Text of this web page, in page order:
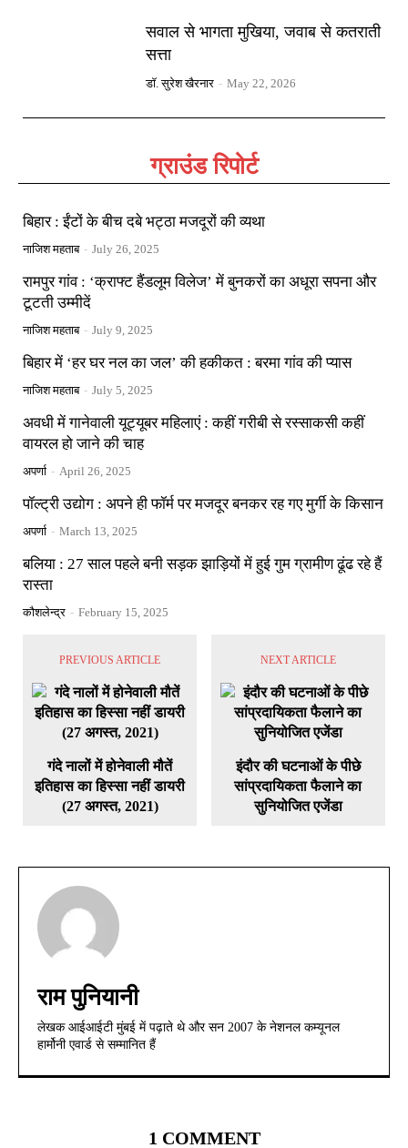
सवाल से भागता मुखिया, जवाब से कतराती
सत्ता
डॉ. सुरेश खैरनार - May 22, 2026
ग्राउंड रिपोर्ट
बिहार : ईंटों के बीच दबे भट्ठा मजदूरों की व्यथा
नाजिश महताब - July 26, 2025
रामपुर गांव : ‘क्राफ्ट हैंडलूम विलेज’ में बुनकरों का अधूरा सपना और
टूटती उम्मीदें
नाजिश महताब - July 9, 2025
बिहार में ‘हर घर नल का जल’ की हकीकत : बरमा गांव की प्यास
नाजिश महताब - July 5, 2025
अवधी में गानेवाली यूट्यूबर महिलाएं : कहीं गरीबी से रस्साकसी कहीं
वायरल हो जाने की चाह
अपर्णा - April 26, 2025
पॉल्ट्री उद्योग : अपने ही फॉर्म पर मजदूर बनकर रह गए मुर्गी के किसान
अपर्णा - March 13, 2025
बलिया : 27 साल पहले बनी सड़क झाड़ियों में हुई गुम ग्रामीण ढूंढ रहे हैं
रास्ता
कौशलेन्द्र - February 15, 2025
PREVIOUS ARTICLE
गंदे नालों में होनेवाली मौतें
इतिहास का हिस्सा नहीं डायरी
(27 अगस्त, 2021)
NEXT ARTICLE
इंदौर की घटनाओं के पीछे
सांप्रदायिकता फैलाने का
सुनियोजित एजेंडा
राम पुनियानी
लेखक आईआईटी मुंबई में पढ़ाते थे और सन 2007 के नेशनल कम्यूनल
हार्मोनी एवार्ड से सम्मानित हैं
1 COMMENT